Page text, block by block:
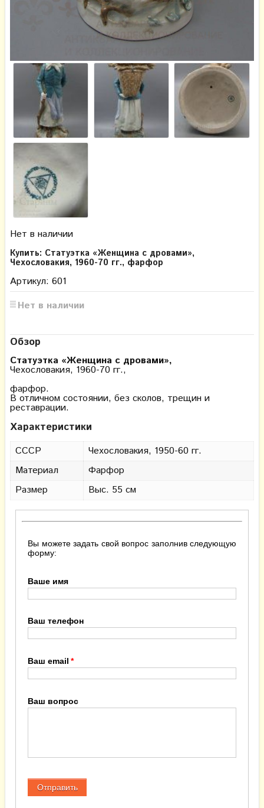
Нет в наличии
Купить: Статуэтка «Женщина с дровами»,
Чехословакия, 1960-70 гг., фарфор
Артикул: 601
Нет в наличии
Обзор
Статуэтка «Женщина с дровами»,
Чехословакия, 1960-70 гг.,
фарфор.
В отличном состоянии, без сколов, трещин и
реставрации.
Характеристики
СССР
Чехословакия, 1950-60 гг.
Материал
Фарфор
Размер
Выс. 55 см
Вы можете задать свой вопрос заполнив следующую
форму:
Ваше имя
Ваш телефон
Ваш email
Ваш вопрос